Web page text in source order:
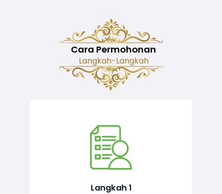
Cara Permohonan
Langkah-Langkah
Langkah 1
Semakan ke atas sejarah permohonan
yang pernah dibuat oleh pemohon,